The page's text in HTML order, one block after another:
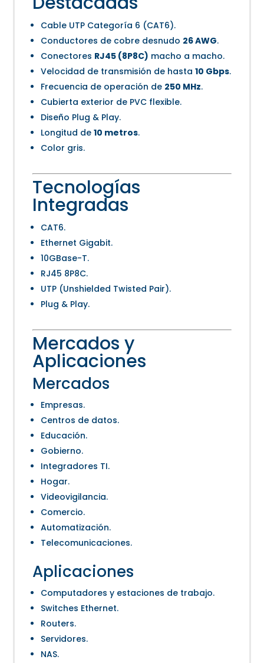
Cable UTP Categoría 6 (CAT6).
Conductores de cobre desnudo 26 AWG.
Conectores RJ45 (8P8C) macho a macho.
Velocidad de transmisión de hasta10 Gbps.
Frecuencia de operación de 250 MHz.
Cubierta exterior de PVC flexible.
Diseño Plug & Play.
Longitud de10 metros.
Color gris.
Tecnologías
Integradas
CAT6.
Ethernet Gigabit.
10GBase-T.
RJ45 8P8C.
UTP (Unshielded Twisted Pair).
Plug & Play.
Mercados y
Aplicaciones
Mercados
Empresas.
Centros de datos.
Educación.
Gobierno.
Integradores TI.
Hogar.
Videovigilancia.
Comercio.
Automatización.
Telecomunicaciones.
Aplicaciones
Computadores y estaciones de trabajo.
Switches Ethernet.
Routers.
Servidores.
NAS.